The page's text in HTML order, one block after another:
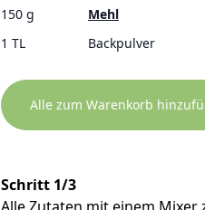
150 g
Mehl
1 TL
Backpulver
Alle zum Warenkorb
Schritt 1/3